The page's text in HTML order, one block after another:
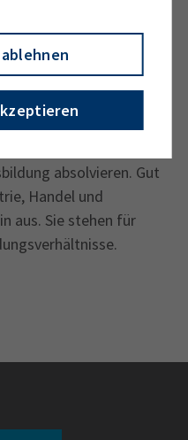
im Einzelhandel,
Köche und
Miesbach über 40
absolvieren. Gut
Handel und
aus. Sie stehen für